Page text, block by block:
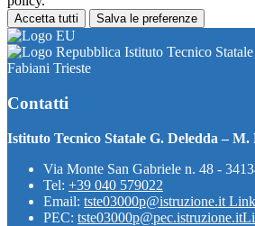
Accetta tutti Salva le preferenze
Istituto Tecnico
Fabiani Trieste
Contatti
Istituto Tecnico Statale G. Deledda – M.
Via Monte San Gabriele n. 48 -
Tel: +39 040 579022
Email: tste03000p@istruzione.it
PEC: tste03000p@pec.istruzione.it